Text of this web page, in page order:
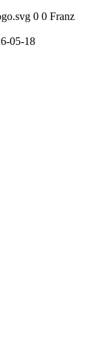
0 0 Franz
05-18